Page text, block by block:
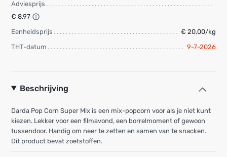
Adviesprijs
€ 8,97
Eenheidsprijs
€ 20,00/kg
THT-datum
9-7-2026
Beschrijving
Darda Pop Corn Super Mix is een mix-popcorn voor als je niet kunt
kiezen. Lekker voor een filmavond, een borrelmoment of gewoon
tussendoor. Handig om neer te zetten en samen van te snacken.
Dit product bevat zoetstoffen.